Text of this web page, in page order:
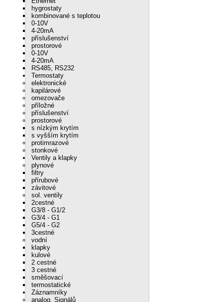
hygrostaty
kombinované s teplotou
0-10V
4-20mA
příslušenství
prostorové
0-10V
4-20mA
RS485, RS232
Termostaty
elektronické
kapilárové
omezovače
příložné
příslušenství
prostorové
s nízkým krytím
s vyšším krytím
protimrazové
stonkové
Ventily a klapky
plynové
filtry
přírubové
závitové
sol. ventily
2cestné
G3/8 - G1/2
G3/4 - G1
G5/4 - G2
3cestné
vodní
klapky
kulové
2 cestné
3 cestné
směšovací
termostatické
Záznamníky
analog. Signálů